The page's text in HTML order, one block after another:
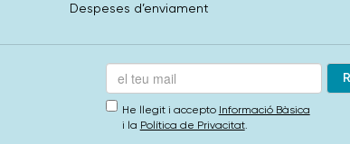
Despeses d’enviament
He llegit i accepto Informació Bàsica
i la Política de Privacitat.